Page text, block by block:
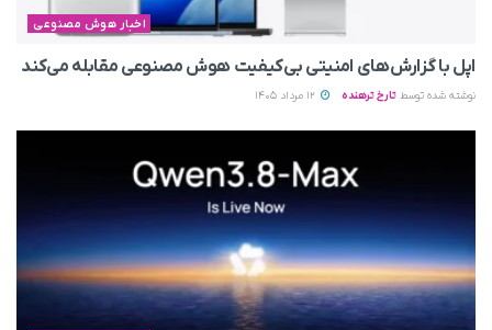
اخبار هوش مصنوعی
اپل با گزارش‌های امنیتی بی‌کیفیت هوش مصنوعی مقابله می‌کند
نوشته شده توسط تارخ ترهنده